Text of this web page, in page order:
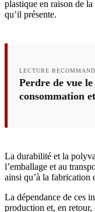
plastique en raison de
qu’il présente.
LECTURE
Perdre de vue
consommation
La durabilité et la
l’emballage et au
ainsi qu’à la fabrication
La dépendance de ces
production et, en